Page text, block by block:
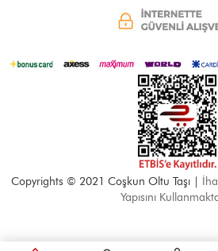
Copyrights © 2021 Coşkun Oltu Taşı |
Yapısını